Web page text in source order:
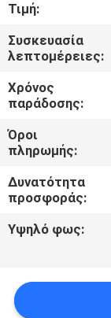
ΕΛΆΤΕ
ΣΕ
ΕΠΑΦΉ
ΜΕ
ΕΙΔΉΣΕΙΣ
ΖΗΤΉΣΤΕ
ΈΝΑ
SITEMAP
Τιμή:
Συσκευασία
λεπτομέρειες:
Χρόνος
παράδοσης:
Όροι
πληρωμής:
Δυνατότητα
προσφοράς:
Υψηλό φως: